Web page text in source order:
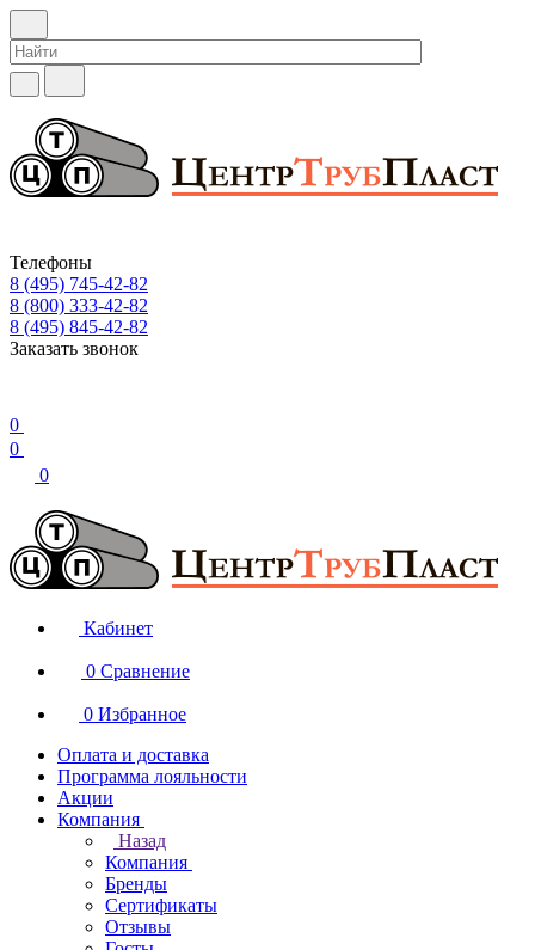
Телефоны
8 (495) 745-42-82
8 (800) 333-42-82
8 (495) 845-42-82
Заказать звонок
0
0
0
Кабинет
0 Сравнение
0 Избранное
Оплата и доставка
Программа лояльности
Акции
Компания
Назад
Компания
Бренды
Сертификаты
Отзывы